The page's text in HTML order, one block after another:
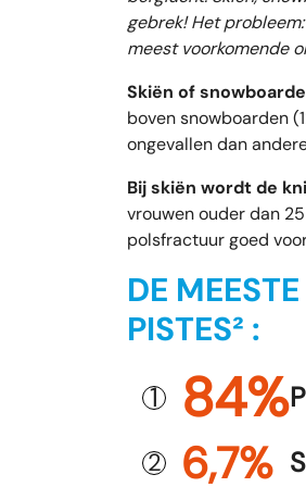
gebrek! Het
meest voorkomende
Skiën of
boven snowboarden
ongevallen dan
Bij skiën wordt de
vrouwen ouder dan
polsfractuur goed
DE
PISTES² :
1 84%
2 6,7%